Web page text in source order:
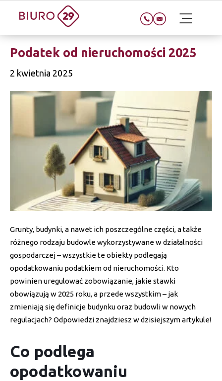
Podatek od nieruchomości 2025
2 kwietnia 2025
Grunty, budynki, a nawet ich poszczególne części, a także
różnego rodzaju budowle wykorzystywane w działalności
gospodarczej – wszystkie te obiekty podlegają
opodatkowaniu podatkiem od nieruchomości. Kto
powinien uregulować zobowiązanie, jakie stawki
obowiązują w 2025 roku, a przede wszystkim – jak
zmieniają się definicje budynku oraz budowli w nowych
regulacjach? Odpowiedzi znajdziesz w dzisiejszym artykule!
Co podlega
opodatkowaniu